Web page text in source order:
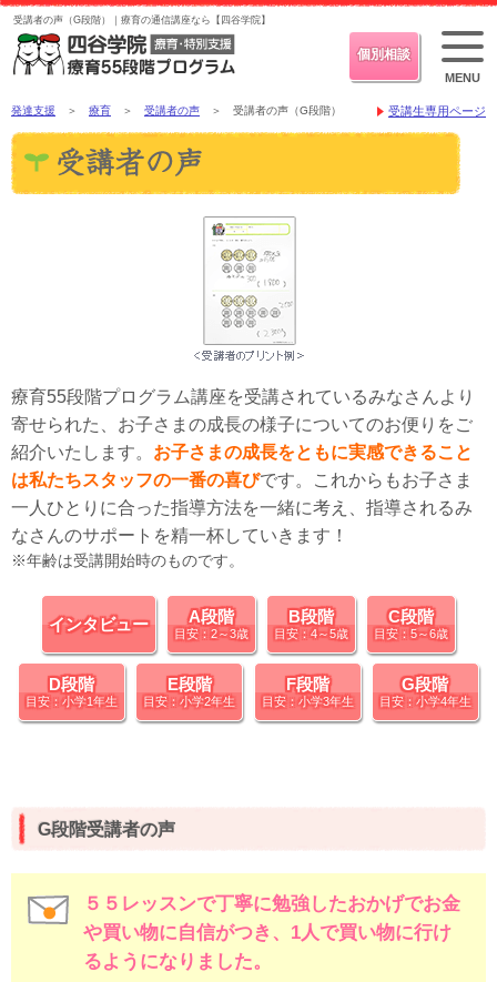
受講者の声（G段階）｜療育の通信講座なら【四谷学院】
個別相談
MENU
受講生専用ページ
発達支援 ＞ 療育 ＞ 受講者の声 ＞ 受講者の声（G段階）
療育55段階プログラム講座を受講されているみなさんより
寄せられた、お子さまの成長の様子についてのお便りをご
紹介いたします。 お子さまの成長をともに実感できること
は私たちスタッフの一番の喜びです。これからもお子さま
一人ひとりに合った指導方法を一緒に考え、指導されるみ
なさんのサポートを精一杯していきます！
※年齢は受講開始時のものです。
インタビュー A段階
目安：2～3歳
B段階
目安：4～5歳
C段階
目安：5～6歳
D段階
目安：小学1年生
E段階
目安：小学2年生
F段階
目安：小学3年生
G段階
目安：小学4年生
G段階受講者の声
５５レッスンで丁寧に勉強したおかげでお金
や買い物に自信がつき、1人で買い物に行け
るようになりました。